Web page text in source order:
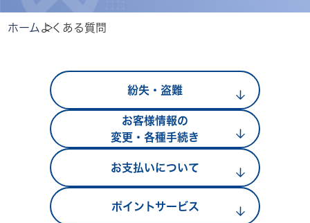
キャンペーン
カード一覧
カードのサービス
よくある質問
法人のお客様 加盟店のお客様
ホーム よくある質問
紛失・盗難
お客様情報の
変更・各種手続き
お支払いについて
ポイントサービス